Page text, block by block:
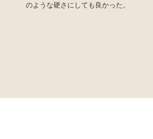
のような硬さにしても良かった。